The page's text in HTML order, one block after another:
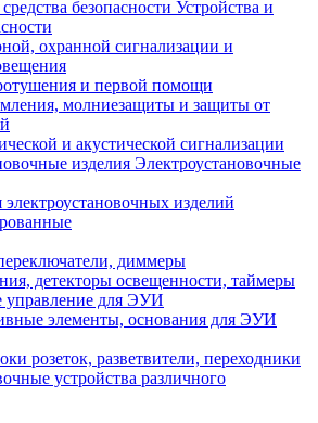
Устройства и
охранной сигнализации и
и первой помощи
молниезащиты и защиты от
и акустической сигнализации
Электроустановочные
изделий
диммеры
детекторы освещенности, таймеры
управление для ЭУИ
элементы, основания для ЭУИ
розеток, разветвители, переходники
устройства различного